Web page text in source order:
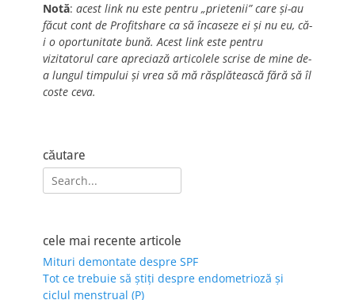
Notă: acest link nu este pentru „prietenii” care și-au
făcut cont de Profitshare ca să încaseze ei și nu eu, că-
i o oportunitate bună. Acest link este pentru
vizitatorul care apreciază articolele scrise de mine de-
a lungul timpului și vrea să mă răsplătească fără să îl
coste ceva.
căutare
Search
for:
cele mai recente articole
Mituri demontate despre SPF
Tot ce trebuie să știți despre endometrioză și
ciclul menstrual (P)